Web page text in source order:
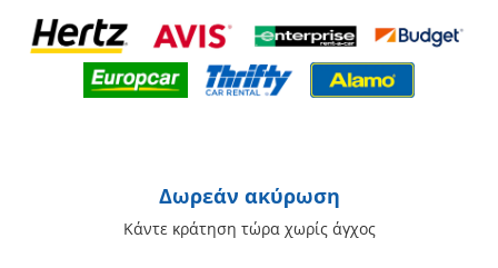
Δωρεάν ακύρωση
Κάντε κράτηση τώρα χωρίς άγχος